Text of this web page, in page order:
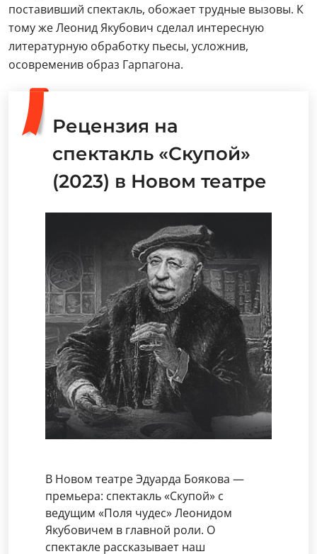
поставивший спектакль, обожает трудные вызовы. К
тому же Леонид Якубович сделал интересную
литературную обработку пьесы, усложнив,
осовременив образ Гарпагона.
Рецензия на
спектакль «Скупой»
(2023) в Новом театре
В Новом театре Эдуарда Боякова —
премьера: спектакль «Скупой» с
ведущим «Поля чудес» Леонидом
Якубовичем в главной роли. О
спектакле рассказывает наш